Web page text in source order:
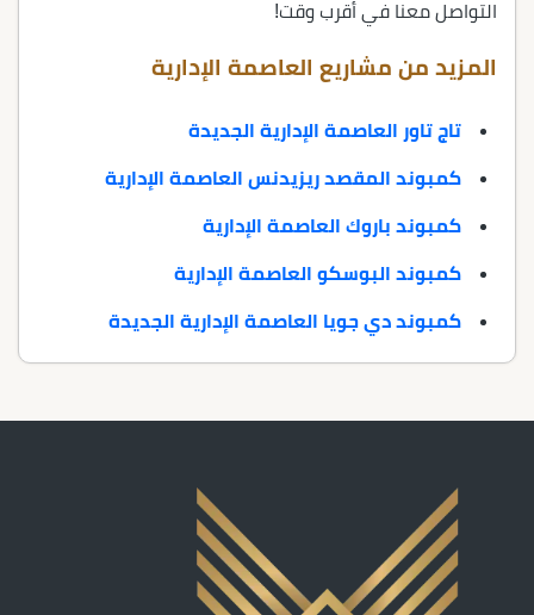
التواصل معنا في أقرب وقت!
المزيد من مشاريع العاصمة الإدارية
تاج تاور العاصمة الإدارية الجديدة
كمبوند المقصد ريزيدنس العاصمة الإدارية
كمبوند باروك العاصمة الإدارية
كمبوند البوسكو العاصمة الإدارية
كمبوند دي جويا العاصمة الإدارية الجديدة